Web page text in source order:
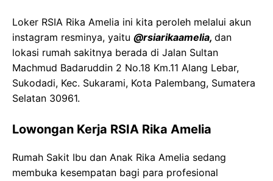
Loker RSIA Rika Amelia ini kita peroleh melalui akun
instagram resminya, yaitu @rsiarikaamelia, dan
lokasi rumah sakitnya berada di Jalan Sultan
Machmud Badaruddin 2 No.18 Km.11 Alang Lebar,
Sukodadi, Kec. Sukarami, Kota Palembang, Sumatera
Selatan 30961.
Lowongan Kerja RSIA Rika Amelia
Rumah Sakit Ibu dan Anak Rika Amelia sedang
membuka kesempatan bagi para profesional